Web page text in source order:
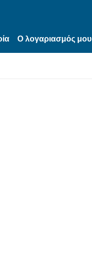
Ο λογαριασμός μου